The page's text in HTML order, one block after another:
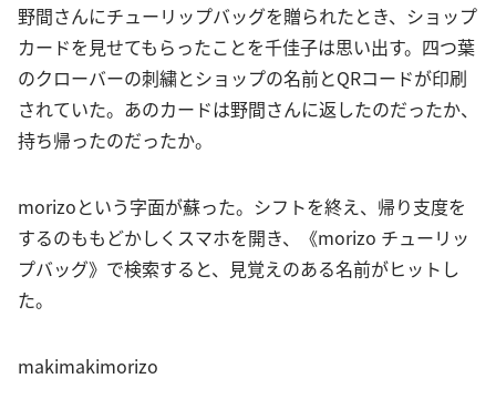
野間さんにチューリップバッグを贈られたとき、ショップ
カードを見せてもらったことを千佳子は思い出す。四つ葉
のクローバーの刺繍とショップの名前とQRコードが印刷
されていた。あのカードは野間さんに返したのだったか、
持ち帰ったのだったか。
morizoという字面が蘇った。シフトを終え、帰り支度を
するのももどかしくスマホを開き、《morizo チューリッ
プバッグ》で検索すると、見覚えのある名前がヒットし
た。
makimakimorizo